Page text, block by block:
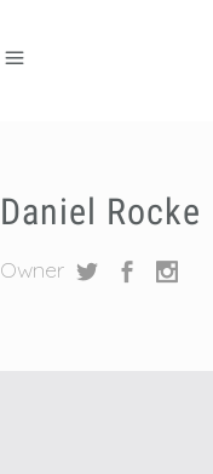
Daniel Rocke
Owner